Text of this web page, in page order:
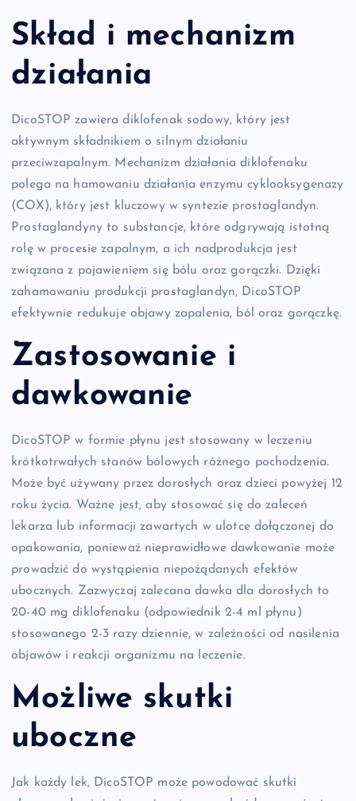
Skład i mechanizm
działania
DicoSTOP zawiera diklofenak sodowy, który jest
aktywnym składnikiem o silnym działaniu
przeciwzapalnym. Mechanizm działania diklofenaku
polega na hamowaniu działania enzymu cyklooksygenazy
(COX), który jest kluczowy w syntezie prostaglandyn.
Prostaglandyny to substancje, które odgrywają istotną
rolę w procesie zapalnym, a ich nadprodukcja jest
związana z pojawieniem się bólu oraz gorączki. Dzięki
zahamowaniu produkcji prostaglandyn, DicoSTOP
efektywnie redukuje objawy zapalenia, ból oraz gorączkę.
Zastosowanie i
dawkowanie
DicoSTOP w formie płynu jest stosowany w leczeniu
krótkotrwałych stanów bólowych różnego pochodzenia.
Może być używany przez dorosłych oraz dzieci powyżej 12
roku życia. Ważne jest, aby stosować się do zaleceń
lekarza lub informacji zawartych w ulotce dołączonej do
opakowania, ponieważ nieprawidłowe dawkowanie może
prowadzić do wystąpienia niepożądanych efektów
ubocznych. Zazwyczaj zalecana dawka dla dorosłych to
20-40 mg diklofenaku (odpowiednik 2-4 ml płynu)
stosowanego 2-3 razy dziennie, w zależności od nasilenia
objawów i reakcji organizmu na leczenie.
Możliwe skutki
uboczne
Jak każdy lek, DicoSTOP może powodować skutki